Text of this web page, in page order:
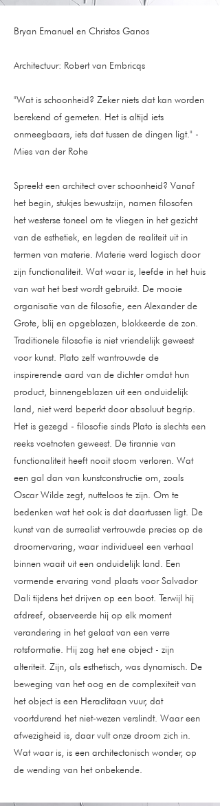
Bryan Emanuel en Christos Ganos
Architectuur: Robert van Embricqs
"Wat is schoonheid? Zeker niets dat kan worden
berekend of gemeten. Het is altijd iets
onmeegbaars, iets dat tussen de dingen ligt." -
Mies van der Rohe
Spreekt een architect over schoonheid? Vanaf
het begin, stukjes bewustzijn, namen filosofen
het westerse toneel om te vliegen in het gezicht
van de esthetiek, en legden de realiteit uit in
termen van materie. Materie werd logisch door
zijn functionaliteit. Wat waar is, leefde in het huis
van wat het best wordt gebruikt. De mooie
organisatie van de filosofie, een Alexander de
Grote, blij en opgeblazen, blokkeerde de zon.
Traditionele filosofie is niet vriendelijk geweest
voor kunst. Plato zelf wantrouwde de
inspirerende aard van de dichter omdat hun
product, binnengeblazen uit een onduidelijk
land, niet werd beperkt door absoluut begrip.
Het is gezegd - filosofie sinds Plato is slechts een
reeks voetnoten geweest. De tirannie van
functionaliteit heeft nooit stoom verloren. Wat
een gal dan van kunstconstructie om, zoals
Oscar Wilde zegt, nutteloos te zijn. Om te
bedenken wat het ook is dat daartussen ligt. De
kunst van de surrealist vertrouwde precies op de
droomervaring, waar individueel een verhaal
binnen waait uit een onduidelijk land. Een
vormende ervaring vond plaats voor Salvador
Dali tijdens het drijven op een boot. Terwijl hij
afdreef, observeerde hij op elk moment
verandering in het gelaat van een verre
rotsformatie. Hij zag het ene object - zijn
alteriteit. Zijn, als esthetisch, was dynamisch. De
beweging van het oog en de complexiteit van
het object is een Heraclitaan vuur, dat
voortdurend het niet-wezen verslindt. Waar een
afwezigheid is, daar vult onze droom zich in.
Wat waar is, is een architectonisch wonder, op
de wending van het onbekende.